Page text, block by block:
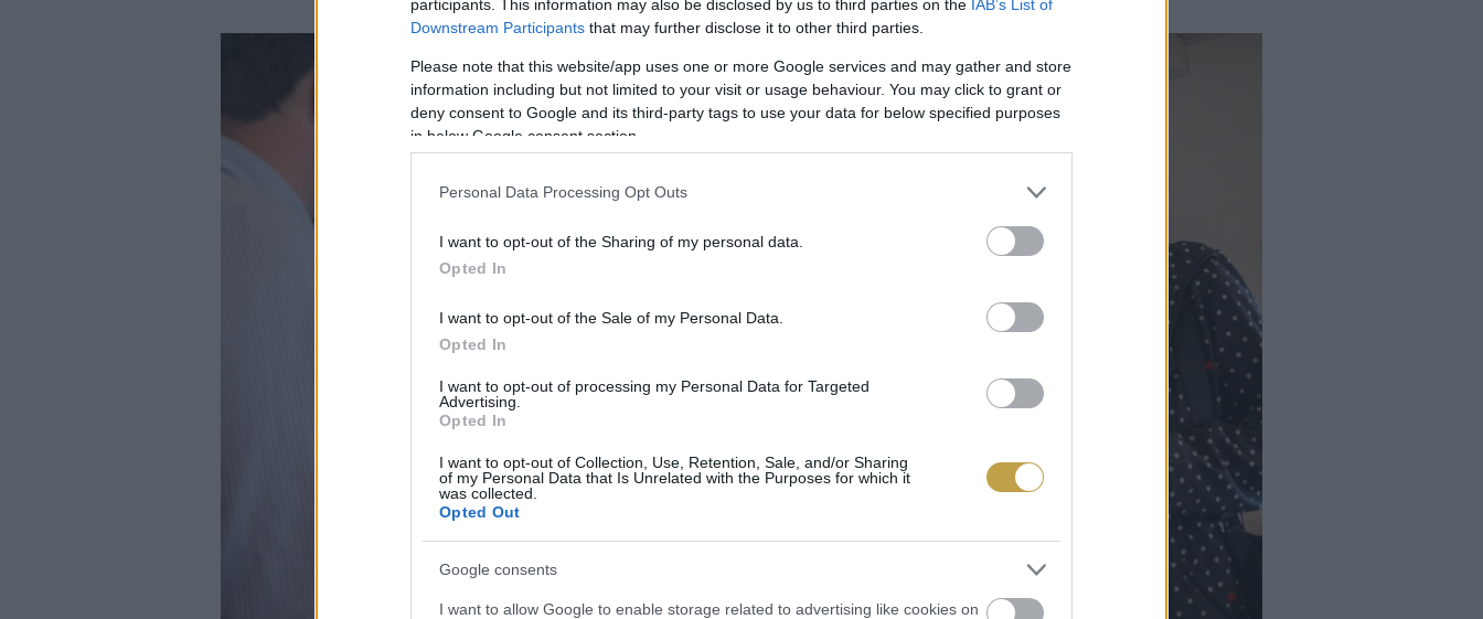
participants. This information may also be disclosed by us to third parties on the IAB’s List of
Downstream Participants that may further disclose it to other third parties.
Please note that this website/app uses one or more Google services and may gather and store
information including but not limited to your visit or usage behaviour. You may click to grant or
deny consent to Google and its third-party tags to use your data for below specified purposes
in below Google consent section.
Personal Data Processing Opt Outs
I want to opt-out of the Sharing of my personal data.
Opted In
I want to opt-out of the Sale of my Personal Data.
Opted In
I want to opt-out of processing my Personal Data for Targeted
Advertising.
Opted In
I want to opt-out of Collection, Use, Retention, Sale, and/or Sharing
of my Personal Data that Is Unrelated with the Purposes for which it
was collected.
Opted Out
Google consents
I want to allow Google to enable storage related to advertising like cookies on